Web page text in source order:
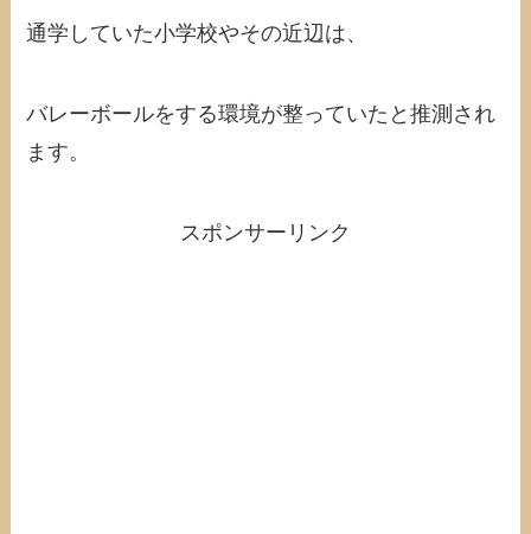
通学していた小学校やその近辺は、
バレーボールをする環境が整っていたと推測され
ます。
スポンサーリンク